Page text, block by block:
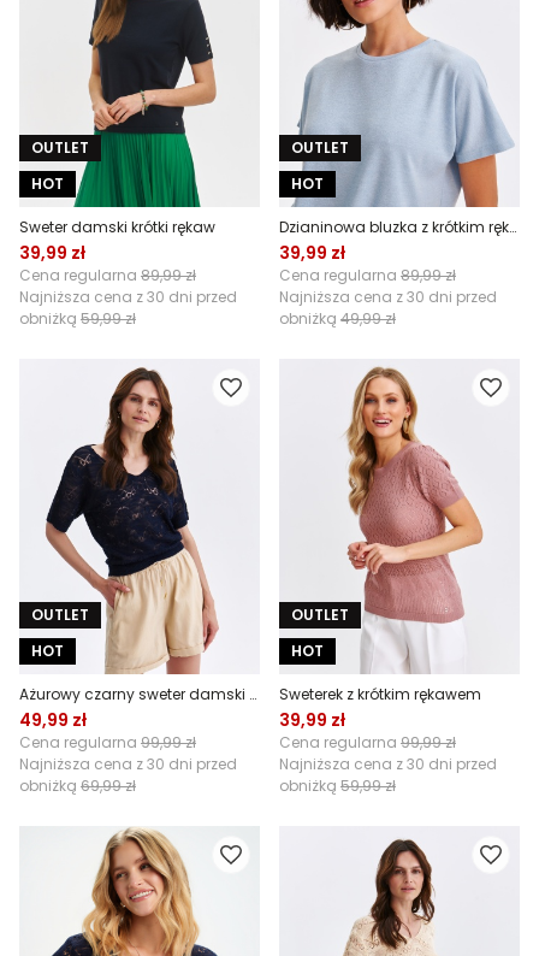
OUTLET
HOT
Sweter damski krótki rękaw
39,99 zł
Cena regularna 89,99 zł
Najniższa cena z 30 dni przed
obniżką 59,99 zł
OUTLET
HOT
Dzianinowa bluzka z krótkim rękawem
39,99 zł
Cena regularna 89,99 zł
Najniższa cena z 30 dni przed
obniżką 49,99 zł
OUTLET
HOT
Ażurowy czarny sweter damski z krótkim rękawem
49,99 zł
Cena regularna 99,99 zł
Najniższa cena z 30 dni przed
obniżką 69,99 zł
OUTLET
HOT
Sweterek z krótkim rękawem
39,99 zł
Cena regularna 99,99 zł
Najniższa cena z 30 dni przed
obniżką 59,99 zł